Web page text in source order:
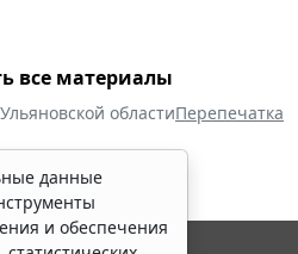
все материалы
областиПерепечатка
данные
и обеспечения